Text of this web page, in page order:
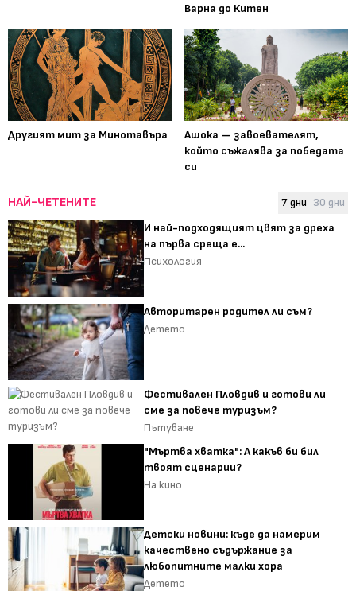
Варна до Китен
Другият мит за Минотавъра
Ашока — завоевателят,
който съжалява за победата
си
НАЙ-ЧЕТЕНИТЕ 7 дни 30 дни
И най-подходящият цвят за дреха
на първа среща е...
Психология
Авторитарен родител ли съм?
Детето
Фестивален Пловдив и готови ли
сме за повече туризъм?
Пътуване
"Мъртва хватка": А какъв би бил
твоят сценарии?
На кино
Детски новини: къде да намерим
качествено съдържание за
любопитните малки хора
Детето